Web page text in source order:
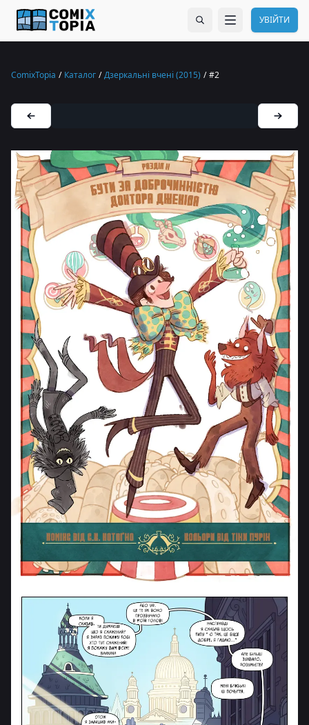
УВІЙТИ
ComixTopia / Каталог / Дзеркальні вчені (2015) / #2